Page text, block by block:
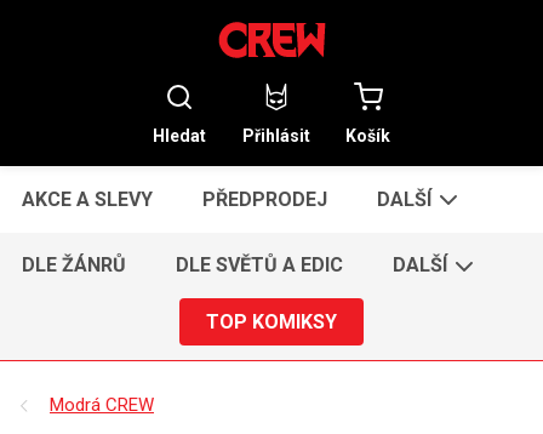
Hledat Přihlásit Košík
AKCE A SLEVY PŘEDPRODEJ DALŠÍ
DLE ŽÁNRŮ DLE SVĚTŮ A EDIC DALŠÍ
TOP KOMIKSY
Modrá CREW